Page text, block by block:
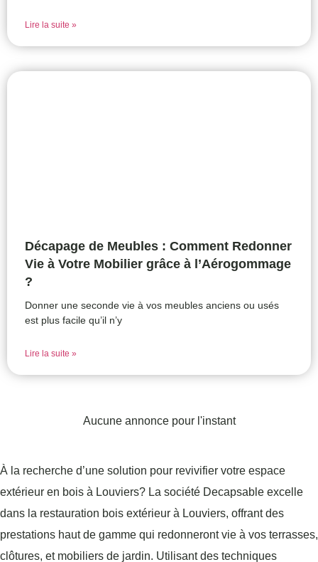
Lire la suite »
Décapage de Meubles : Comment Redonner
Vie à Votre Mobilier grâce à l’Aérogommage
?
Donner une seconde vie à vos meubles anciens ou usés
est plus facile qu’il n’y
Lire la suite »
Aucune annonce pour l'instant
À la recherche d’une solution pour revivifier votre espace
extérieur en bois à Louviers? La société Decapsable excelle
dans la restauration bois extérieur à Louviers, offrant des
prestations haut de gamme qui redonneront vie à vos terrasses,
clôtures, et mobiliers de jardin. Utilisant des techniques